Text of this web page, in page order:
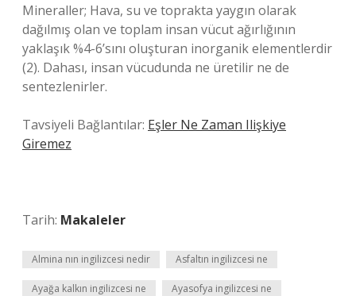
Mineraller; Hava, su ve toprakta yaygın olarak
dağılmış olan ve toplam insan vücut ağırlığının
yaklaşık %4-6’sını oluşturan inorganik elementlerdir
(2). Dahası, insan vücudunda ne üretilir ne de
sentezlenirler.
Tavsiyeli Bağlantılar: Eşler Ne Zaman Ilişkiye
Giremez
Tarih: Makaleler
Almina nın ingilizcesi nedir Asfaltın ingilizcesi ne
Ayağa kalkın ingilizcesi ne Ayasofya ingilizcesi ne